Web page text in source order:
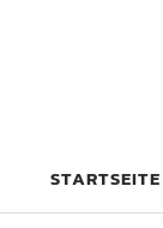
STARTSEITE